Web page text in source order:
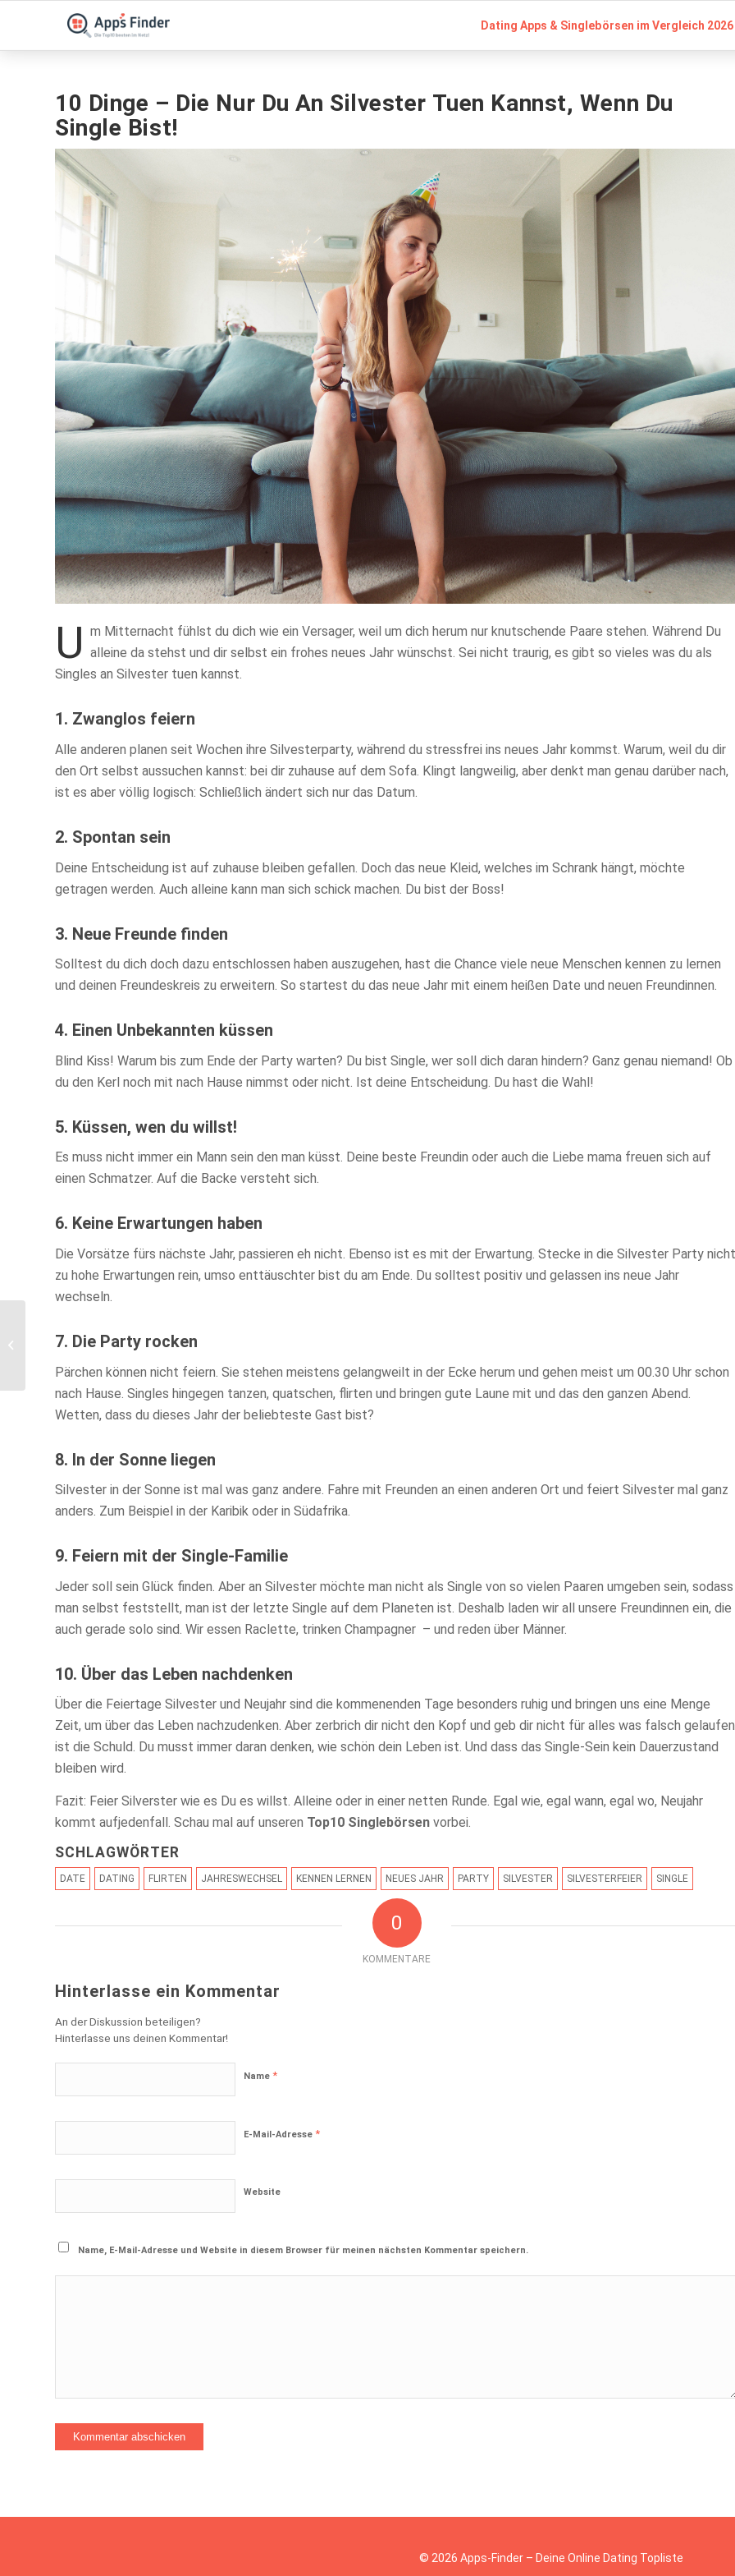
Dating Apps & Singlebörsen im Vergleich
10 Dinge – Die Nur Du An Silvester Tuen Kannst, Wenn Du
Single Bist!
U m Mitternacht fühlst du dich wie ein Versager, weil um dich herum nur knutschende Paare stehen. Während Du
alleine da stehst und dir selbst ein frohes neues Jahr wünschst. Sei nicht traurig, es gibt so vieles was du als
Singles an Silvester tuen kannst.
1. Zwanglos feiern
Alle anderen planen seit Wochen ihre Silvesterparty, während du stressfrei ins neues Jahr kommst. Warum, weil du dir
den Ort selbst aussuchen kannst: bei dir zuhause auf dem Sofa. Klingt langweilig, aber denkt man genau darüber nach,
ist es aber völlig logisch: Schließlich ändert sich nur das Datum.
2. Spontan sein
Deine Entscheidung ist auf zuhause bleiben gefallen. Doch das neue Kleid, welches im Schrank hängt, möchte
getragen werden. Auch alleine kann man sich schick machen. Du bist der Boss!
3. Neue Freunde finden
Solltest du dich doch dazu entschlossen haben auszugehen, hast die Chance viele neue Menschen kennen zu lernen
und deinen Freundeskreis zu erweitern. So startest du das neue Jahr mit einem heißen Date und neuen Freundinnen.
4. Einen Unbekannten küssen
Blind Kiss! Warum bis zum Ende der Party warten? Du bist Single, wer soll dich daran hindern? Ganz genau niemand! Ob
du den Kerl noch mit nach Hause nimmst oder nicht. Ist deine Entscheidung. Du hast die Wahl!
5. Küssen, wen du willst!
Es muss nicht immer ein Mann sein den man küsst. Deine beste Freundin oder auch die Liebe mama freuen sich auf
einen Schmatzer. Auf die Backe versteht sich.
6. Keine Erwartungen haben
Die Vorsätze fürs nächste Jahr, passieren eh nicht. Ebenso ist es mit der Erwartung. Stecke in die Silvester Party nicht
zu hohe Erwartungen rein, umso enttäuschter bist du am Ende. Du solltest positiv und gelassen ins neue Jahr
wechseln.
7. Die Party rocken
Pärchen können nicht feiern. Sie stehen meistens gelangweilt in der Ecke herum und gehen meist um 00.30 Uhr schon
nach Hause. Singles hingegen tanzen, quatschen, flirten und bringen gute Laune mit und das den ganzen Abend.
Wetten, dass du dieses Jahr der beliebteste Gast bist?
8. In der Sonne liegen
Silvester in der Sonne ist mal was ganz andere. Fahre mit Freunden an einen anderen Ort und feiert Silvester mal ganz
anders. Zum Beispiel in der Karibik oder in Südafrika.
9. Feiern mit der Single-Familie
Jeder soll sein Glück finden. Aber an Silvester möchte man nicht als Single von so vielen Paaren umgeben sein, sodass
man selbst feststellt, man ist der letzte Single auf dem Planeten ist. Deshalb laden wir all unsere Freundinnen ein, die
auch gerade solo sind. Wir essen Raclette, trinken Champagner – und reden über Männer.
10. Über das Leben nachdenken
Über die Feiertage Silvester und Neujahr sind die kommenenden Tage besonders ruhig und bringen uns eine Menge
Zeit, um über das Leben nachzudenken. Aber zerbrich dir nicht den Kopf und geb dir nicht für alles was falsch gelaufen
ist die Schuld. Du musst immer daran denken, wie schön dein Leben ist. Und dass das Single-Sein kein Dauerzustand
bleiben wird.
Fazit: Feier Silverster wie es Du es willst. Alleine oder in einer netten Runde. Egal wie, egal wann, egal wo, Neujahr
kommt aufjedenfall. Schau mal auf unseren Top10 Singlebörsen vorbei.
SCHLAGWÖRTER
DATE DATING FLIRTEN JAHRESWECHSEL KENNEN LERNEN NEUES JAHR PARTY SILVESTER SILVESTERFEIER SINGLE
0
KOMMENTARE
Hinterlasse ein Kommentar
An der Diskussion beteiligen?
Hinterlasse uns deinen Kommentar!
Name *
E-Mail-Adresse *
Website
Name, E-Mail-Adresse und Website in diesem Browser für meinen nächsten Kommentar speichern.
© 2026 Apps-Finder – Deine Online Dating Topliste
und Vorstellung der